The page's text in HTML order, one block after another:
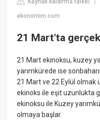
Kaynak kaldırma talebi |
ekonomim.com
21 Mart'ta
21 Mart ekinoksu, kuzey
yarımkürede ise
21 Mart ve 22 Eylül olmak
ekinoks ile eşit uzunlukta
ekinoksu ile Kuzey
olmaya başlar.